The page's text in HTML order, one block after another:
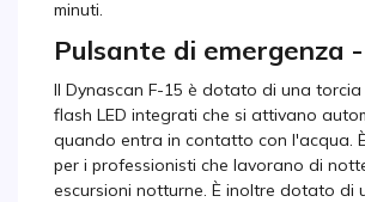
minuti.
Pulsante di emergenza -
Il Dynascan F-15 è dotato di una torcia
flash LED integrati che si attivano
quando entra in contatto con l'acqua.
per i professionisti che lavorano di
escursioni notturne. È inoltre dotato di